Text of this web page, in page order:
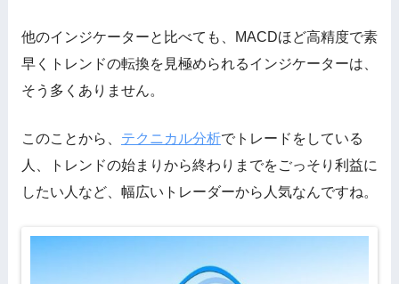
他のインジケーターと比べても、MACDほど高精度で素
早くトレンドの転換を見極められるインジケーターは、
そう多くありません。
このことから、 テクニカル分析でトレードをしている
人、トレンドの始まりから終わりまでをごっそり利益に
したい人など、幅広いトレーダーから人気なんですね。